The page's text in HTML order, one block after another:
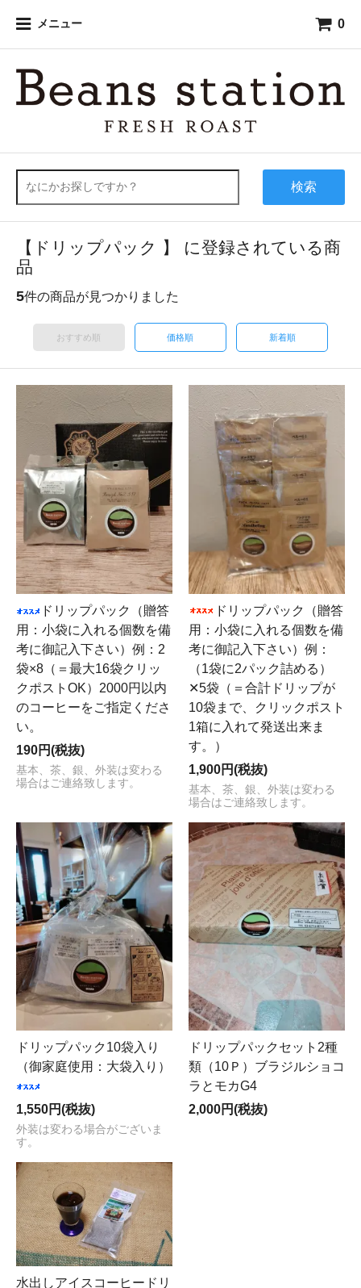
メニュー 0
検索
【ドリップパック 】 に登録されている商
品
5件の商品が見つかりました
おすすめ順 価格順 新着順
ドリップパック（贈答
用：小袋に入れる個数を備
考に御記入下さい）例：2
袋×8（＝最大16袋クリッ
クポストOK）2000円以内
のコーヒーをご指定くださ
い。
190円(税抜)
基本、茶、銀、外装は変わる
場合はご連絡致します。
ドリップパック（贈答
用：小袋に入れる個数を備
考に御記入下さい）例：
（1袋に2パック詰める）
✕5袋（＝合計ドリップが
10袋まで、クリックポスト
1箱に入れて発送出来ま
す。）
1,900円(税抜)
基本、茶、銀、外装は変わる
場合はご連絡致します。
ドリップパック10袋入り
（御家庭使用：大袋入り）
1,550円(税抜)
外装は変わる場合がございま
す。
ドリップパックセット2種
類（10Ｐ）ブラジルショコ
ラとモカG4
2,000円(税抜)
水出しアイスコーヒードリ